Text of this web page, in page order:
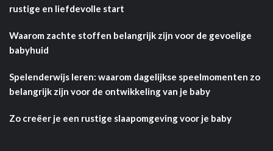
rustige en liefdevolle start
Waarom zachte stoffen belangrijk zijn voor de gevoelige
babyhuid
Spelenderwijs leren: waarom dagelijkse speelmomenten zo
belangrijk zijn voor de ontwikkeling van je baby
Zo creëer je een rustige slaapomgeving voor je baby